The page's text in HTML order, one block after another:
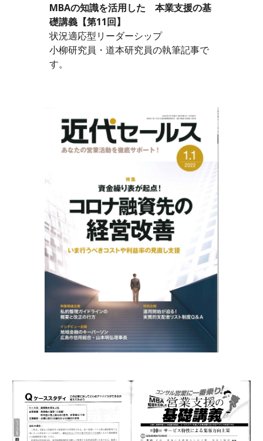
MBAの知識を活用した　本業支援の基
礎講義【第11回】
状況適応型リーダーシップ
小柳研究員・道本研究員の執筆記事で
す。